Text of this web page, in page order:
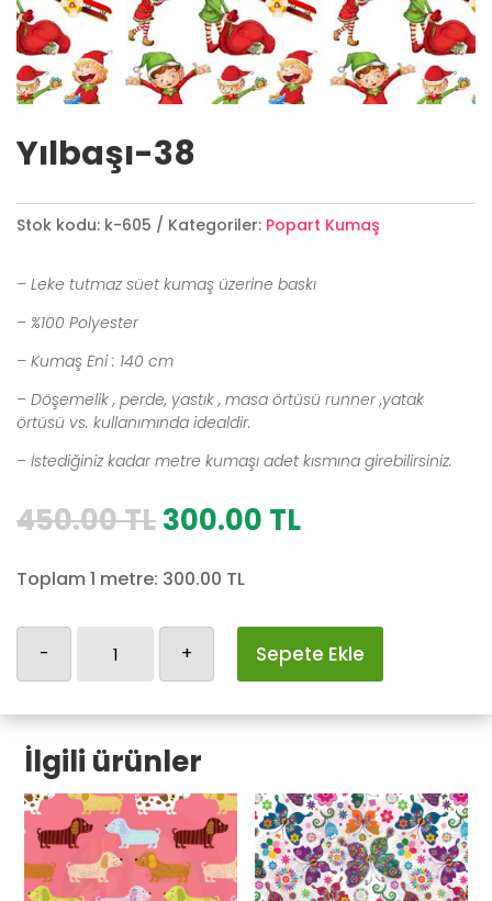
Yılbaşı-38
Stok kodu: k-605 Kategoriler: Popart Kumaş
– Leke tutmaz süet kumaş üzerine baskı
– %100 Polyester
– Kumaş Eni : 140 cm
– Döşemelik , perde, yastık , masa örtüsü runner ,yatak
örtüsü vs. kullanımında idealdir.
– İstediğiniz kadar metre kumaşı adet kısmına girebilirsiniz.
450.00TLOrijinal
450.00 TL.
300.00 TLŞu
Toplam 1 metre: 300.00 TL
- + Sepete Ekle
İlgili ürünler